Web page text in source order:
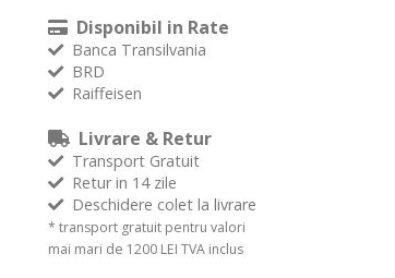
Disponibil in Rate
Banca Transilvania
BRD
Raiffeisen
Livrare & Retur
Transport Gratuit
Retur in 14 zile
Deschidere colet la livrare
* transport gratuit pentru valori
mai mari de 1200 LEI TVA inclus